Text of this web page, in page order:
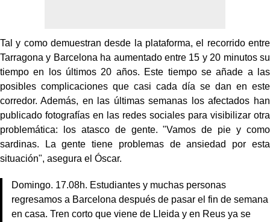
Tal y como demuestran desde la plataforma, el recorrido entre
Tarragona y Barcelona ha aumentado entre 15 y 20 minutos su
tiempo en los últimos 20 años. Este tiempo se añade a las
posibles complicaciones que casi cada día se dan en este
corredor. Además, en las últimas semanas los afectados han
publicado fotografías en las redes sociales para visibilizar otra
problemática: los atasco de gente. "Vamos de pie y como
sardinas. La gente tiene problemas de ansiedad por esta
situación", asegura el Óscar.
Domingo. 17.08h. Estudiantes y muchas personas
regresamos a Barcelona después de pasar el fin de semana
en casa. Tren corto que viene de Lleida y en Reus ya se